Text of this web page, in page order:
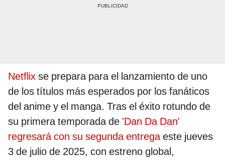
Netflix se prepara para el lanzamiento de uno
de los títulos más esperados por los fanáticos
del anime y el manga. Tras el éxito rotundo de
su primera temporada de 'Dan Da Dan'
regresará con su segunda entregaeste jueves
3 de julio de 2025, con estreno global,